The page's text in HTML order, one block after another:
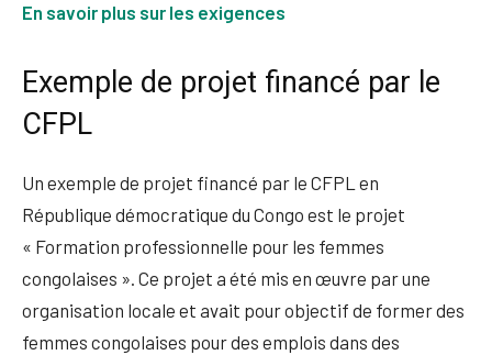
En savoir plus sur les exigences
Exemple de projet financé par le
CFPL
Un exemple de projet financé par le CFPL en
République démocratique du Congo est le projet
« Formation professionnelle pour les femmes
congolaises ». Ce projet a été mis en œuvre par une
organisation locale et avait pour objectif de former des
femmes congolaises pour des emplois dans des